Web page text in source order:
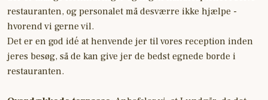
restauranten, og personalet må desværre ikke hjælpe -
hvorend vi gerne vil.
Det er en god idé at henvende jer til vores reception inden
jeres besøg, så de kan give jer de bedst egnede borde i
restauranten.